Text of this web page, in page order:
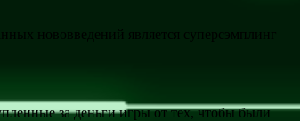
нововведений является суперсэмплинг
за деньги игры от тех, чтобы были